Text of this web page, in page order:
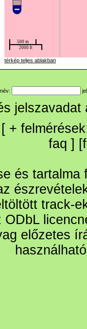
térkép teljes ablakban
név:
+ felmérések
faq ] [
és
track-
ODbL
előzetes